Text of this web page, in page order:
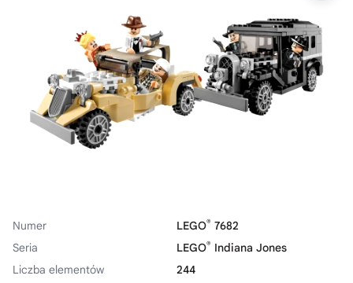
Numer LEGO® 7682
Seria
LEGO® Indiana Jones
Liczba elementów
244